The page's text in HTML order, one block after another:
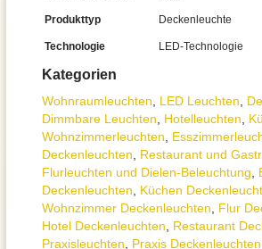
Kategorien
Wohnraum­leuchten LED Leuchten
Dimmbare Leuchten
Hotelleuchten
Wohnzimmer­leuchten
Deckenleuchten
Restaurant und
Flurleuchten und Dielen-Beleuchtung
Deckenleuchten
Küchen
Wohnzimmer Deckenleuchten
Flur
Hotel Deckenleuchten
Restaurant
Praxisleuchten
Praxis Deckenleuchten
Produkttyp Deckenleuchte
Technologie LED-Technologie